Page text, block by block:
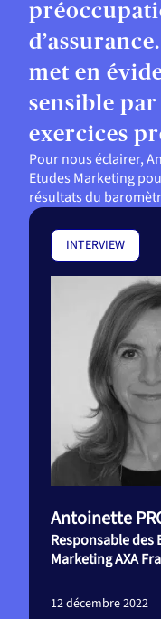
met en
sensible
exercices
Pour nous éclairer,
Etudes Marketing
résultats du
INTERVIEW
Antoinette
Responsable des
Marketing AXA
12 décembre 2022